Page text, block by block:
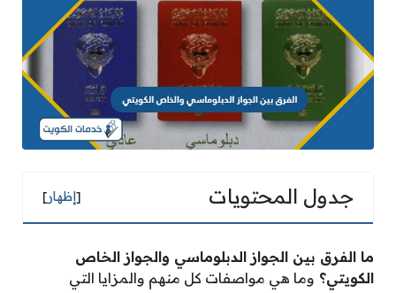
جدول المحتويات [إظهار]
ما الفرق بين الجواز الدبلوماسي والجواز الخاص
الكويتي؟ وما هي مواصفات كل منهم والمزايا التي